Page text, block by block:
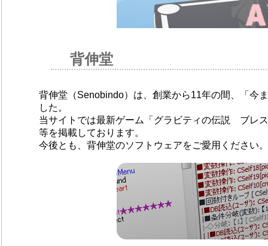
背伸堂
背伸堂（Senobindo）は、創業から11年の間、「今
した。
当サイトでは最新ゲーム「グラビティの伝説 ブレ
等を掲載しております。
今後とも、背伸堂のソフトウェアをご愛用ください。